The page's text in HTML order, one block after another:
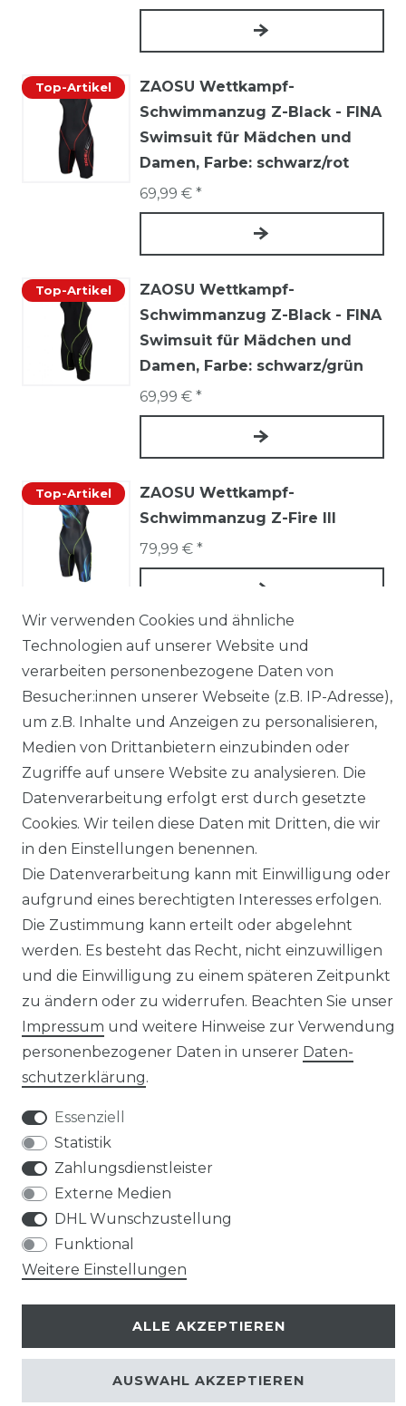
Top-Artikel
ZAOSU Wettkampf-
Schwimmanzug Z-Black - FINA
Swimsuit für Mädchen und
Damen, Farbe: schwarz/rot
69,99 € *
Top-Artikel
ZAOSU Wettkampf-
Schwimmanzug Z-Black - FINA
Swimsuit für Mädchen und
Damen, Farbe: schwarz/grün
69,99 € *
Top-Artikel
ZAOSU Wettkampf-
Schwimmanzug Z-Fire III
79,99 € *
* inkl. ges. MwSt. zzgl.Versandkosten
Impressum Daten­schutz­erklärung
AGB Barrierefreiheitserklärung
Widerrufs­recht
© Copyright 2026 | Alle Rechte vorbehalten.
Wir verwenden Cookies und ähnliche
Technologien auf unserer Website und
verarbeiten personenbezogene Daten von
Besucher:innen unserer Webseite (z.B. IP-Adresse),
um z.B. Inhalte und Anzeigen zu personalisieren,
Medien von Drittanbietern einzubinden oder
Zugriffe auf unsere Website zu analysieren. Die
Datenverarbeitung erfolgt erst durch gesetzte
Cookies. Wir teilen diese Daten mit Dritten, die wir
in den Einstellungen benennen.
Die Datenverarbeitung kann mit Einwilligung oder
aufgrund eines berechtigten Interesses erfolgen.
Die Zustimmung kann erteilt oder abgelehnt
werden. Es besteht das Recht, nicht einzuwilligen
und die Einwilligung zu einem späteren Zeitpunkt
zu ändern oder zu widerrufen. Beachten Sie unser
Impressum und weitere Hinweise zur Verwendung
personenbezogener Daten in unserer Daten­
schutz­erklärung.
Essenziell
Statistik
Zahlungsdienstleister
Externe Medien
DHL Wunschzustellung
Funktional
Weitere Einstellungen
ALLE AKZEPTIEREN
AUSWAHL AKZEPTIEREN